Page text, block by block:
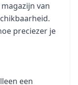
van
preciezer je
een